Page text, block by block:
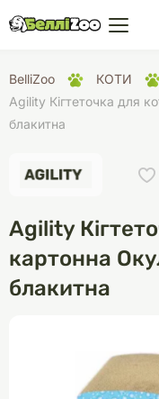
BelliZoo КОТИ
Agility Кігтеточка для
блакитна
Agility
картонна
блакитна